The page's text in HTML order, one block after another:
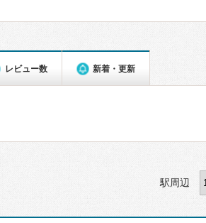
レビュー数 新着・更新
駅周辺